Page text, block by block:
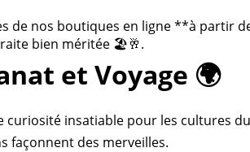
de nos boutiques en ligne **à partir
bien méritée 🏖️🥂.
et Voyage 🌍
insatiable pour les cultures
façonnent des merveilles.